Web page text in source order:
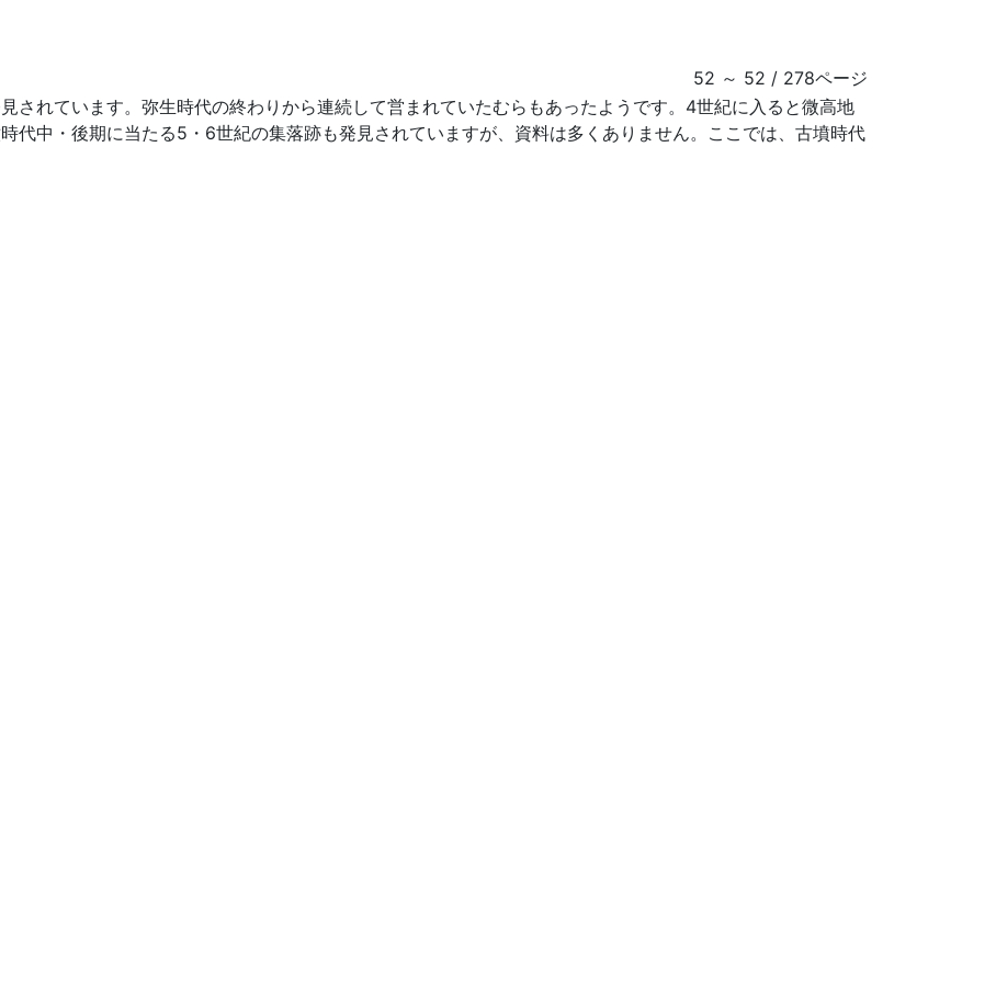
52 ～ 52 / 278ページ
されています。弥生時代の終わりから連続して営まれていたむらもあったようです。4世紀に入ると微高地
代中・後期に当たる5・6世紀の集落跡も発見されていますが、資料は多くありません。ここでは、古墳時代